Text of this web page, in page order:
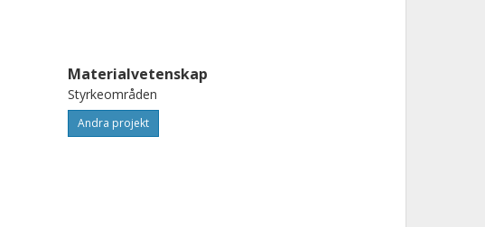
Materialvetenskap
Styrkeområden
Andra projekt